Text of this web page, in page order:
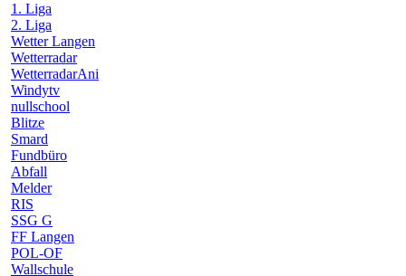
1. Liga
2. Liga
Wetter Langen
Wetterradar
WetterradarAni
Windytv
nullschool
Blitze
Smard
Fundbüro
Abfall
Melder
RIS
SSG G
FF Langen
POL-OF
Wallschule